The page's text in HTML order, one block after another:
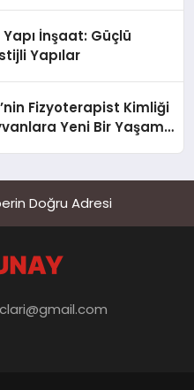
İnşaat: Güçlü
Yapılar
Fizyoterapist Kimliği
Yeni Bir Yaşam
Doğru Adresi